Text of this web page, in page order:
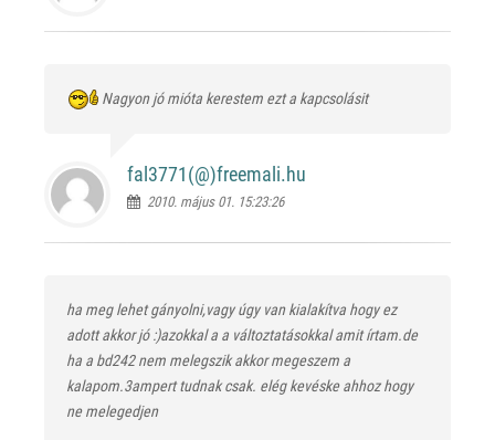
Nagyon jó mióta kerestem ezt a kapcsolásit
fal3771(@)freemali.hu
2010. május 01. 15:23:26
ha meg lehet gányolni,vagy úgy van kialakítva hogy ez
adott akkor jó :)azokkal a a változtatásokkal amit írtam.de
ha a bd242 nem melegszik akkor megeszem a
kalapom.3ampert tudnak csak. elég kevéske ahhoz hogy
ne melegedjen